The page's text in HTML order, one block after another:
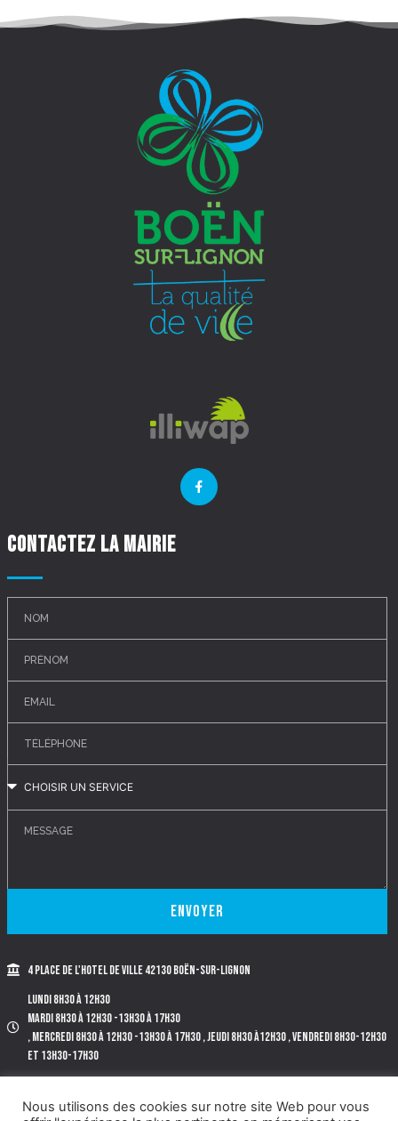
Contactez la mairie
Envoyer
4 place de l'Hotel de Ville 42130 BOËN-SUR-LIGNON
Lundi 8h30 à 12h30
Mardi 8h30 à 12h30 -13h30 à 17h30
, Mercredi 8h30 à 12h30 -13h30 à 17h30 , Jeudi 8h30 à12h30 , Vendredi 8h30-12h30
et 13h30-17h30
Nous utilisons des cookies sur notre site Web pour vous